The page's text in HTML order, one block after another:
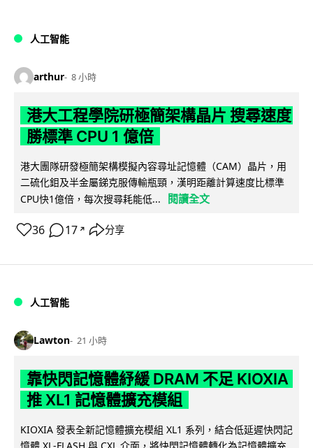
人工智能
arthur 8 小時
港大工程學院研極簡架構晶片 搜尋速度
勝標準 CPU 1 億倍
港大團隊研發極簡架構模擬內容尋址記憶體（CAM）晶片，用
二硫化鉬及半金屬銻克服傳輸瓶頸，漢明距離計算速度比標準
CPU快1億倍，每次搜尋耗能低...
閱讀全文
36 17 ↗ 分享
人工智能
Lawton 21 小時
靠快閃記憶體紓緩 DRAM 不足 KIOXIA
推 XL1 記憶體擴充模組
KIOXIA 發表全新記憶體擴充模組 XL1 系列，結合低延遲快閃記
憶體 XL-FLASH 與 CXL 介面，將快閃記憶體轉化為記憶體擴充